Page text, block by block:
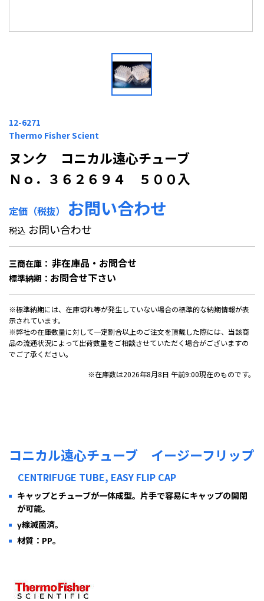
12-6271
Thermo Fisher Scient
ヌンク コニカル遠心チューブ
Ｎｏ．３６２６９４ ５００入
定価（税抜） お問い合わせ
税込 お問い合わせ
三商在庫： 非在庫品・お問合せ
標準納期： お問合せ下さい
※標準納期には、在庫切れ等が発生していない場合の標準的な納期情報が表
示されています。
※弊社の在庫数量に対して一定割合以上のご注文を頂戴した際には、当該商
品の流通状況によって出荷数量をご相談させていただく場合がございますの
でご了承ください。
※在庫数は2026年8月8日 午前9:00現在のものです。
コニカル遠心チューブ イージーフリップ
CENTRIFUGE TUBE, EASY FLIP CAP
キャップとチューブが一体成型。片手で容易にキャップの開閉
が可能。
γ線滅菌済。
材質：PP。